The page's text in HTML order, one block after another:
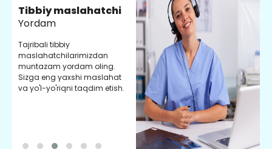
Tibbiy maslahatchi
Yordam
Tajribali tibbiy
maslahatchilarimizdan
muntazam yordam oling.
Sizga eng yaxshi maslahat
va yo'l-yo'riqni taqdim etish.